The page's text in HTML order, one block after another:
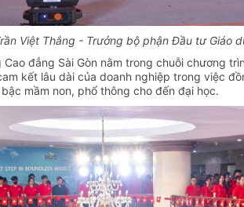
Việt Thắng - Trưởng bộ phận Đầu tư Giáo
đẳng Sài Gòn nằm trong chuỗi chương
kết lâu dài của doanh nghiệp trong việc
mầm non, phổ thông cho đến đại học.